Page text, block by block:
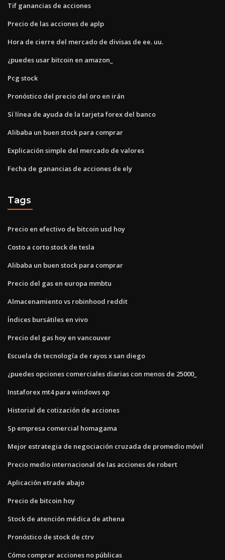
Tif ganancias de acciones
Precio de las acciones de aplp
Hora de cierre del mercado de divisas de ee. uu.
¿puedes usar bitcoin en amazon_
Pcg stock
Pronóstico del precio del oro en irán
Sí línea de ayuda de la tarjeta forex del banco
Alibaba un buen stock para comprar
Explicación simple del mercado de valores
Fecha de ganancias de acciones de ely
Tags
Precio en efectivo de bitcoin usd hoy
Costo a corto stock de tesla
Alibaba un buen stock para comprar
Precio del gas en europa mmbtu
Almacenamiento vs robinhood reddit
Índices bursátiles en vivo
Precio del gas hoy en vancouver
Escuela de tecnología de rayos x san diego
¿puedes opciones comerciales diarias con menos de 25000_
Instaforex mt4 para windows xp
Historial de cotización de acciones
Sp empresa comercial homagama
Mejor estrategia de negociación cruzada de promedio móvil
Precio medio internacional de las acciones de robert
Aplicación etrade abajo
Precio de bitcoin hoy
Stock de atención médica de athena
Pronóstico de stock de ctrv
Cómo comprar acciones no públicas